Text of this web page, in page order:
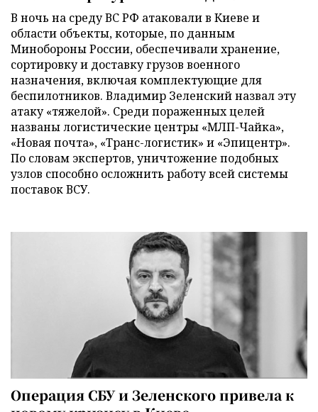
В ночь на среду ВС РФ атаковали в Киеве и
области объекты, которые, по данным
Минобороны России, обеспечивали хранение,
сортировку и доставку грузов военного
назначения, включая комплектующие для
беспилотников. Владимир Зеленский назвал эту
атаку «тяжелой». Среди пораженных целей
названы логистические центры «МЛП-Чайка»,
«Новая почта», «Транс-логистик» и «Эпицентр».
По словам экспертов, уничтожение подобных
узлов способно осложнить работу всей системы
поставок ВСУ.
Операция СБУ и Зеленского привела к